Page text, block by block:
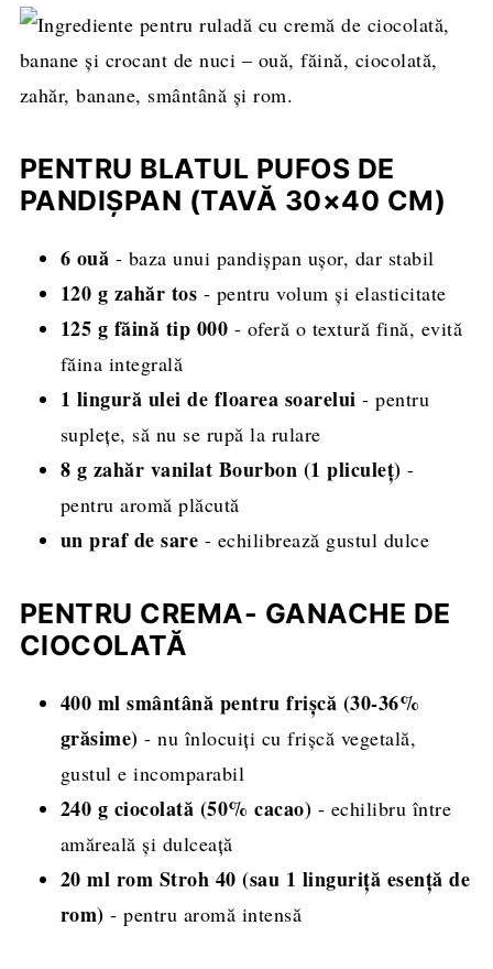
Rețeta completă, cantități și mod de
preparare
PENTRU BLATUL PUFOS DE
PANDIȘPAN (TAVĂ 30×40 CM)
6 ouă - baza unui pandișpan ușor, dar stabil
120 g zahăr tos - pentru volum și elasticitate
125 g făină tip 000 - oferă o textură fină, evită
făina integrală
1 lingură ulei de floarea soarelui - pentru
suplețe, să nu se rupă la rulare
8 g zahăr vanilat Bourbon (1 pliculeț) -
pentru aromă plăcută
un praf de sare - echilibrează gustul dulce
PENTRU CREMA- GANACHE DE
CIOCOLATĂ
400 ml smântână pentru frişcă (30-36%
grăsime) - nu înlocuiți cu frișcă vegetală,
gustul e incomparabil
240 g ciocolată (50% cacao) - echilibru între
amăreală și dulceață
20 ml rom Stroh 40 (sau 1 linguriță esență de
rom) - pentru aromă intensă